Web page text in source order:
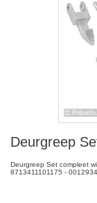
Deurgreep
Deurgreep Set compleet
8713411101175 -